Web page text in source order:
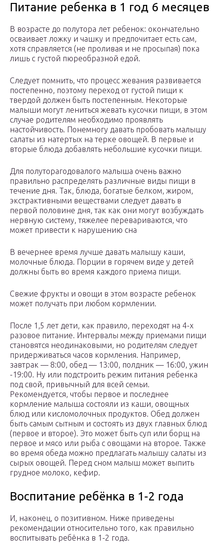
Питание ребенка в 1 год 6 месяцев
В возрасте до полутора лет ребенок: окончательно
осваивает ложку и чашку и предпочитает есть сам,
хотя справляется (не проливая и не просыпая) пока
лишь с густой пюреобразной едой.
Следует помнить, что процесс жевания развивается
постепенно, поэтому переход от густой пищи к
твердой должен быть постепенным. Некоторые
малыши могут лениться жевать кусочки пищи, в этом
случае родителям необходимо проявлять
настойчивость. Понемногу давать пробовать малышу
салаты из натертых на терке овощей. В первые и
вторые блюда добавлять небольшие кусочки пищи.
Для полуторагодовалого малыша очень важно
правильно распределять различные виды пищи в
течение дня. Так, блюда, богатые белком, жиром,
экстрактивными веществами следует давать в
первой половине дня, так как они могут возбуждать
нервную систему, тяжелее перевариваются, что
может привести к нарушению сна
В вечернее время лучше давать малышу каши,
молочные блюда. Порции в горячем виде у детей
должны быть во время каждого приема пищи.
Свежие фрукты и овощи в этом возрасте ребенок
может получать при любом кормлении.
После 1,5 лет дети, как правило, переходят на 4-х
разовое питание. Интервалы между приемами пищи
становятся неодинаковыми, но родителям следует
придерживаться часов кормления. Например,
завтрак — 8:00, обед — 13:00, полдник — 16:00, ужин
-19:00. Ну или подстроить режим питания ребенка
под свой, привычный для всей семьи.
Рекомендуется, чтобы первое и последнее
кормление малыша состояли из каши, овощных
блюд или кисломолочных продуктов. Обед должен
быть самым сытным и состоять из двух главных блюд
(первое и второе). Это может быть суп или борщ на
первое и мясо или рыба с овощами на второе. Также
во время обеда можно предлагать малышу салаты из
сырых овощей. Перед сном малыш может выпить
грудное молоко, кефир.
Воспитание ребёнка в 1-2 года
И, наконец, о позитивном. Ниже приведены
рекомендации относительно того, как правильно
воспитывать ребёнка в 1-2 года.